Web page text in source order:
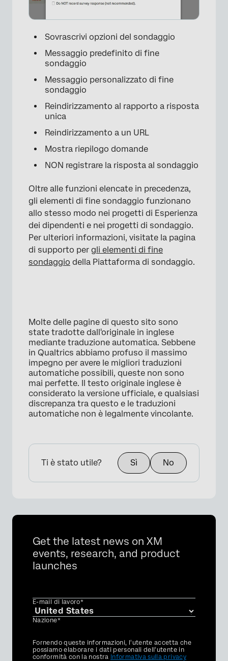
×
Sovrascrivi opzioni del sondaggio
Messaggio predefinito di fine
sondaggio
Messaggio personalizzato di fine
sondaggio
Reindirizzamento al rapporto a risposta
unica
Reindirizzamento a un URL
Mostra riepilogo domande
NON registrare la risposta al sondaggio
Oltre alle funzioni elencate in precedenza,
gli elementi di fine sondaggio funzionano
allo stesso modo nei progetti di Esperienza
dei dipendenti e nei progetti di sondaggio.
Per ulteriori informazioni, visitate la pagina
di supporto per gli elementi di fine
sondaggio della Piattaforma di sondaggio.
Molte delle pagine di questo sito sono
state tradotte dall'originale in inglese
mediante traduzione automatica. Sebbene
in Qualtrics abbiamo profuso il massimo
impegno per avere le migliori traduzioni
automatiche possibili, queste non sono
mai perfette. Il testo originale inglese è
considerato la versione ufficiale, e qualsiasi
discrepanza tra questo e le traduzioni
automatiche non è legalmente vincolante.
Ti è stato utile? Sì No
Get the latest news on XM
events, research, and product
launches
E-mail di lavoro*
Nazione*
Privacy
Optin
Fornendo queste informazioni, l'utente accetta che
possiamo elaborare i dati personali dell'utente in
conformità con la nostra Informativa sulla privacy